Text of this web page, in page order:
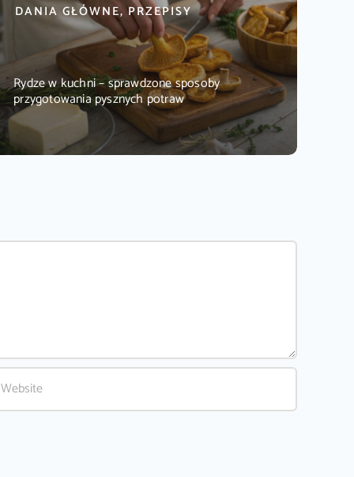
DANIA GŁÓWNE, PRZEPISY
Rydze w kuchni – sprawdzone sposoby
przygotowania pysznych potraw